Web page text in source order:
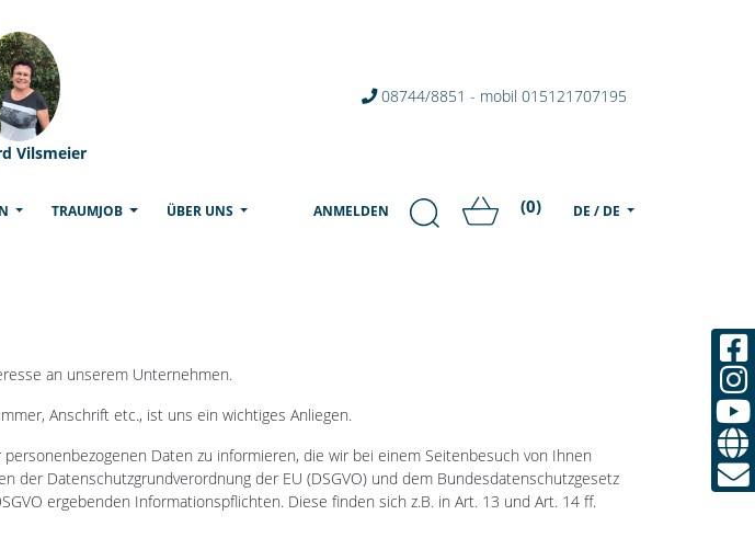
Vilsmeier
08744/8851 - mobil 015121707195
TRAUMJOB ÜBER UNS ANMELDEN (0) DE / DE
an unserem Unternehmen.
Anschrift etc., ist uns ein wichtiges Anliegen.
Daten zu informieren, die wir bei einem Seitenbesuch von Ihnen
der Datenschutzgrundverordnung der EU (DSGVO) und dem Bundesdatenschutzgesetz
ergebenden Informationspflichten. Diese finden sich z.B. in Art. 13 und Art. 14 ff.